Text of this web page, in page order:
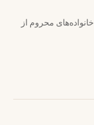
محروم از